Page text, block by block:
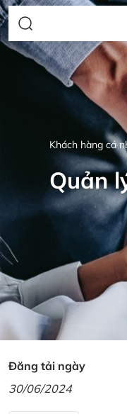
Khách hàng cá
Quản
Đăng tải ngày
30/06/2024